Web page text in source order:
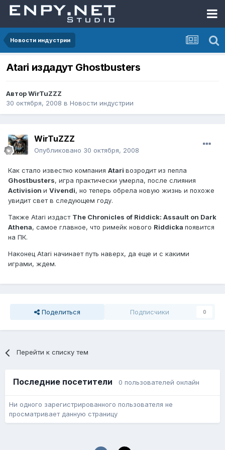
Новости индустрии
Atari издадут Ghostbusters
АвторWirTuZZZ
30 октября, 2008 в Новости индустрии
WirTuZZZ
Опубликовано 30 октября, 2008
Как стало известно компания Atari возродит из пепла
Ghostbusters, игра практически умерла, после слияния
Activision и Vivendi, но теперь обрела новую жизнь и похоже
увидит свет в следующем году.
Также Atari издаст The Chronicles of Riddick: Assault on Dark
Athena, самое главное, что римейк нового Riddickа появится
на ПК.
Наконец Atari начинает путь наверх, да еще и с какими
играми, ждем.
Поделиться Подписчики 0
Перейти к списку тем
Последние посетители 0 пользователей онлайн
Ни одного зарегистрированного пользователя не
просматривает данную страницу